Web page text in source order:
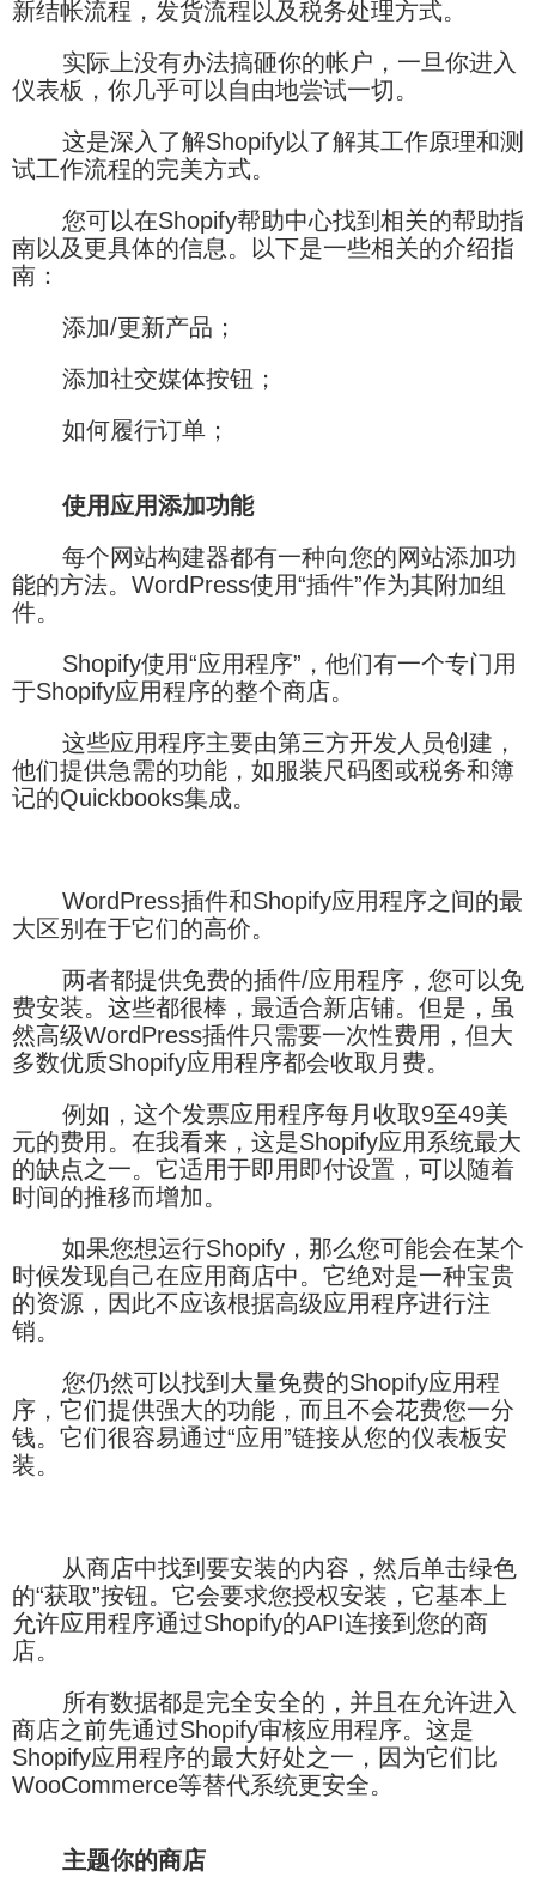
新结帐流程，发货流程以及税务处理方式。
实际上没有办法搞砸你的帐户，一旦你进入
仪表板，你几乎可以自由地尝试一切。
这是深入了解Shopify以了解其工作原理和测
试工作流程的完美方式。
您可以在Shopify帮助中心找到相关的帮助指
南以及更具体的信息。以下是一些相关的介绍指
南：
添加/更新产品；
添加社交媒体按钮；
如何履行订单；
使用应用添加功能
每个网站构建器都有一种向您的网站添加功
能的方法。WordPress使用“插件”作为其附加组
件。
Shopify使用“应用程序”，他们有一个专门用
于Shopify应用程序的整个商店。
这些应用程序主要由第三方开发人员创建，
他们提供急需的功能，如服装尺码图或税务和簿
记的Quickbooks集成。
WordPress插件和Shopify应用程序之间的最
大区别在于它们的高价。
两者都提供免费的插件/应用程序，您可以免
费安装。这些都很棒，最适合新店铺。但是，虽
然高级WordPress插件只需要一次性费用，但大
多数优质Shopify应用程序都会收取月费。
例如，这个发票应用程序每月收取9至49美
元的费用。在我看来，这是Shopify应用系统最大
的缺点之一。它适用于即用即付设置，可以随着
时间的推移而增加。
如果您想运行Shopify，那么您可能会在某个
时候发现自己在应用商店中。它绝对是一种宝贵
的资源，因此不应该根据高级应用程序进行注
销。
您仍然可以找到大量免费的Shopify应用程
序，它们提供强大的功能，而且不会花费您一分
钱。它们很容易通过“应用”链接从您的仪表板安
装。
从商店中找到要安装的内容，然后单击绿色
的“获取”按钮。它会要求您授权安装，它基本上
允许应用程序通过Shopify的API连接到您的商
店。
所有数据都是完全安全的，并且在允许进入
商店之前先通过Shopify审核应用程序。这是
Shopify应用程序的最大好处之一，因为它们比
WooCommerce等替代系统更安全。
主题你的商店